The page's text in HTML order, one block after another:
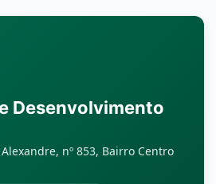
Desenvolvimento
nº 853, Bairro Centro